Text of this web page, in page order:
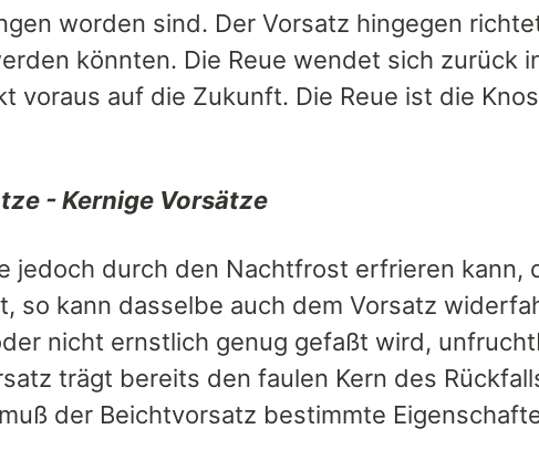
worden sind. Der Vorsatz hingegen
könnten. Die Reue wendet sich zurück
voraus auf die Zukunft. Die Reue ist die
- Kernige Vorsätze
jedoch durch den Nachtfrost erfrieren kann,
so kann dasselbe auch dem Vorsatz
nicht ernstlich genug gefaßt wird,
trägt bereits den faulen Kern des
der Beichtvorsatz bestimmte